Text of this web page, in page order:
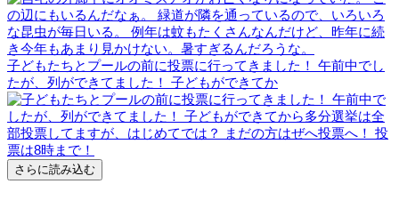
子どもたちとプールの前に投票に行ってきました！ 午前中でし
たが、列ができてました！ 子どもができてか
さらに読み込む